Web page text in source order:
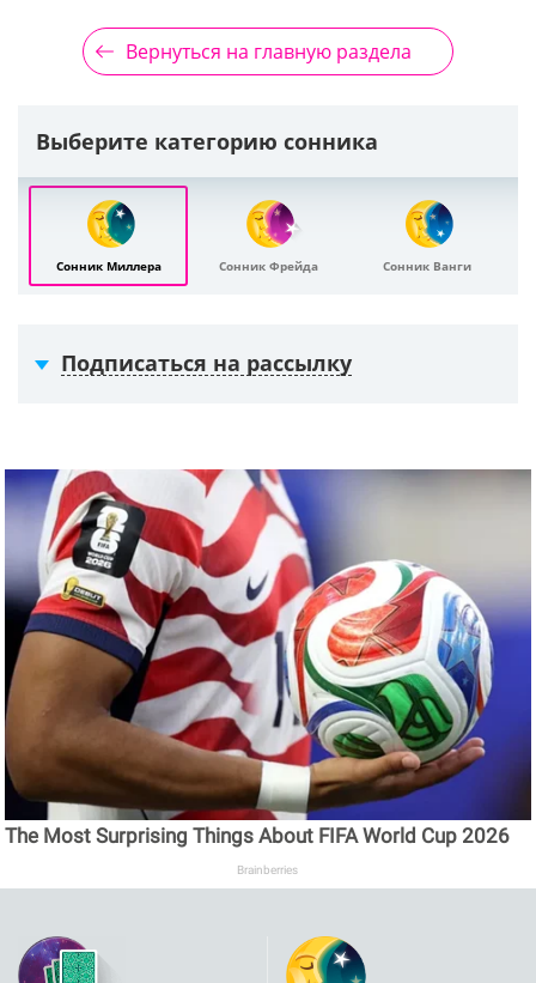
Вернуться на главную раздела
Выберите категорию сонника
Сонник Миллера Сонник Фрейда Сонник Ванги
Подписаться на рассылку
The Most Surprising Things About FIFA World Cup 2026
Brainberries